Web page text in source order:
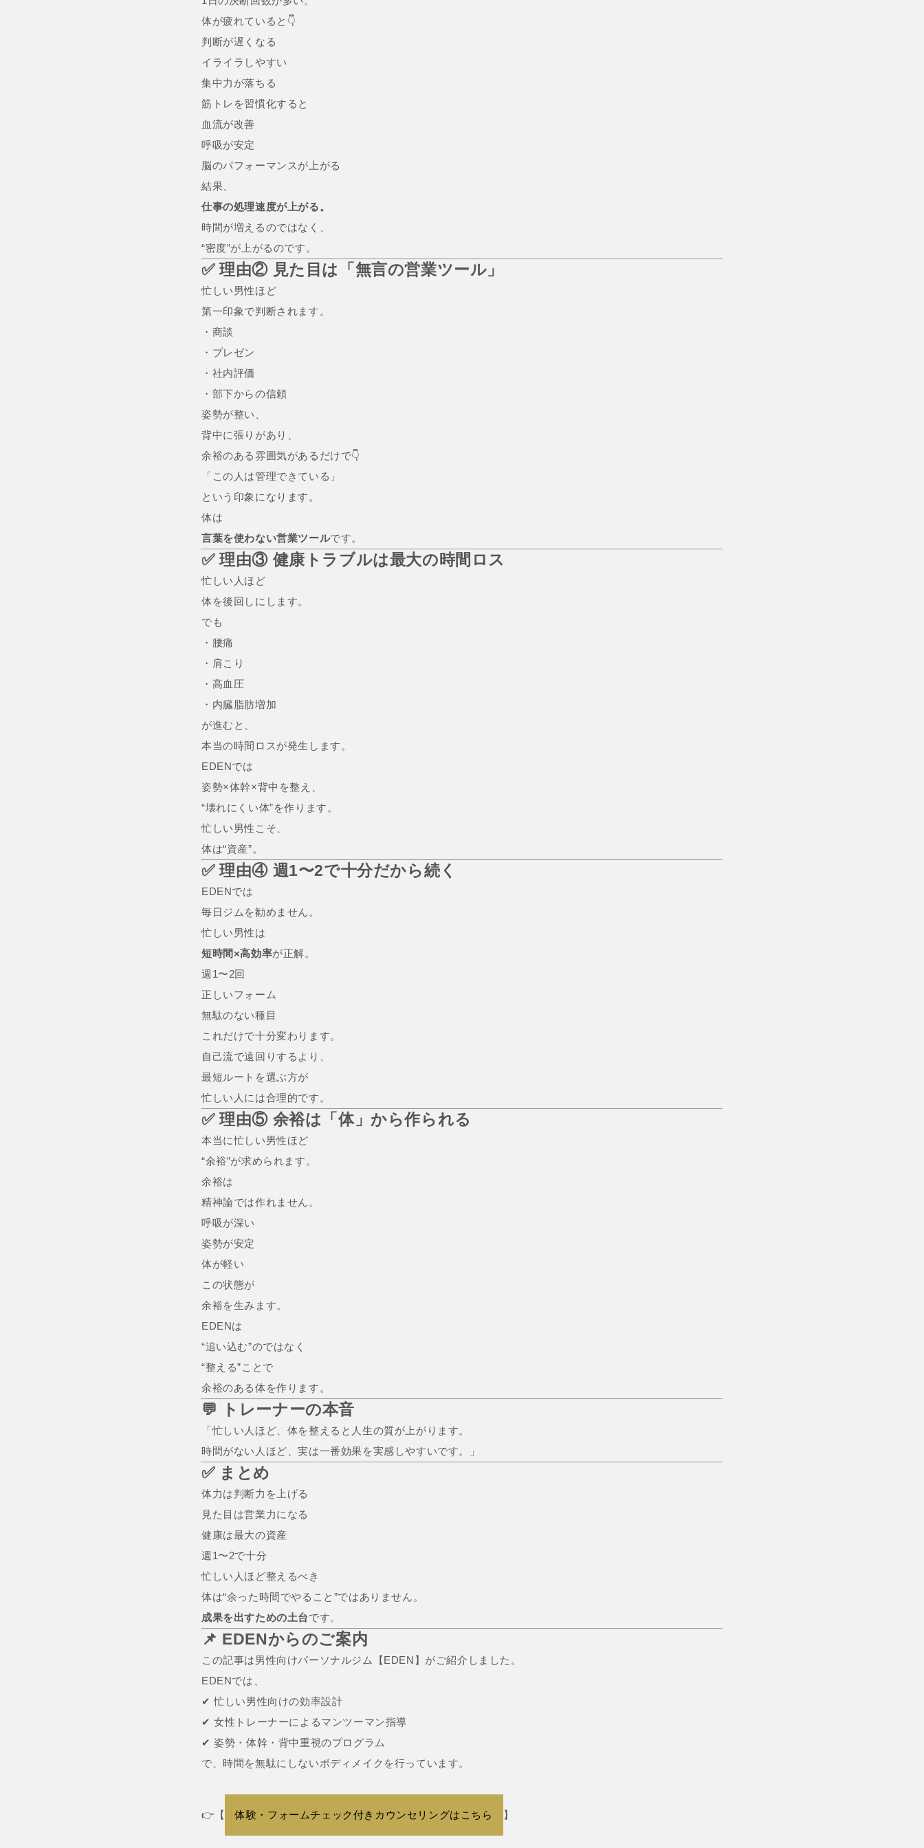
体が疲れていると👇
判断が遅くなる
イライラしやすい
集中力が落ちる
筋トレを習慣化すると
血流が改善
呼吸が安定
脳のパフォーマンスが上がる
結果、
仕事の処理速度が上がる。
時間が増えるのではなく、
“密度”が上がるのです。
✅ 理由② 見た目は「無言の営業ツール」
忙しい男性ほど
第一印象で判断されます。
・商談
・プレゼン
・社内評価
・部下からの信頼
姿勢が整い、
背中に張りがあり、
余裕のある雰囲気があるだけで👇
「この人は管理できている」
という印象になります。
体は
言葉を使わない営業ツールです。
✅ 理由③ 健康トラブルは最大の時間ロス
忙しい人ほど
体を後回しにします。
でも
・腰痛
・肩こり
・高血圧
・内臓脂肪増加
が進むと、
本当の時間ロスが発生します。
EDENでは
姿勢×体幹×背中を整え、
“壊れにくい体”を作ります。
忙しい男性こそ、
体は“資産”。
✅ 理由④ 週1〜2で十分だから続く
EDENでは
毎日ジムを勧めません。
忙しい男性は
短時間×高効率が正解。
週1〜2回
正しいフォーム
無駄のない種目
これだけで十分変わります。
自己流で遠回りするより、
最短ルートを選ぶ方が
忙しい人には合理的です。
✅ 理由⑤ 余裕は「体」から作られる
本当に忙しい男性ほど
“余裕”が求められます。
余裕は
精神論では作れません。
呼吸が深い
姿勢が安定
体が軽い
この状態が
余裕を生みます。
EDENは
“追い込む”のではなく
“整える”ことで
余裕のある体を作ります。
💬 トレーナーの本音
「忙しい人ほど、体を整えると人生の質が上がります。
時間がない人ほど、実は一番効果を実感しやすいです。」
✅ まとめ
体力は判断力を上げる
見た目は営業力になる
健康は最大の資産
週1〜2で十分
忙しい人ほど整えるべき
体は“余った時間でやること”ではありません。
成果を出すための土台です。
📌 EDENからのご案内
この記事は男性向けパーソナルジム【EDEN】がご紹介しました。
EDENでは、
✔ 忙しい男性向けの効率設計
✔ 女性トレーナーによるマンツーマン指導
✔ 姿勢・体幹・背中重視のプログラム
で、時間を無駄にしないボディメイクを行っています。
👉【 体験・フォームチェック付きカウンセリングはこちら 】